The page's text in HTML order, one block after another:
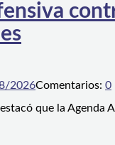
2026Comentarios: 0
que la